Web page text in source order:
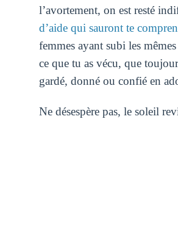
l’avortement, on est resté
d’aide qui sauront te
femmes ayant subi les
ce que tu as vécu, que
gardé, donné ou confié en
Ne désespère pas, le soleil